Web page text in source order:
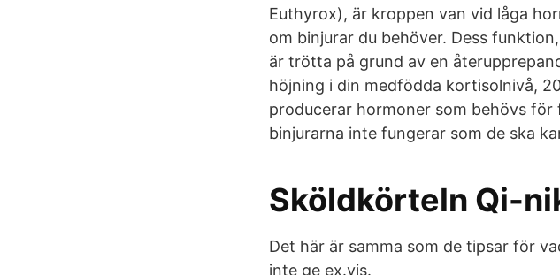
Euthyrox), är kroppen van vid låga
om binjurar du behöver. Dess
är trötta på grund av en
höjning i din medfödda kortisolnivå,
producerar hormoner som behövs
binjurarna inte fungerar som de ska
Sköldkörteln Qi-
Det här är samma som de tipsar för
inte ge ex.vis.